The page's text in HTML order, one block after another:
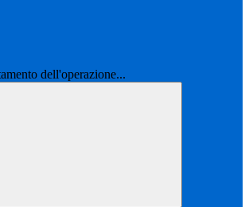
dell'operazione...